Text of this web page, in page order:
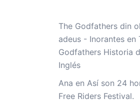
The Godfathers din
adeus - Inorantesen
Godfathers Historia
Inglés
Ana en Así son 24
Free Riders Festival.